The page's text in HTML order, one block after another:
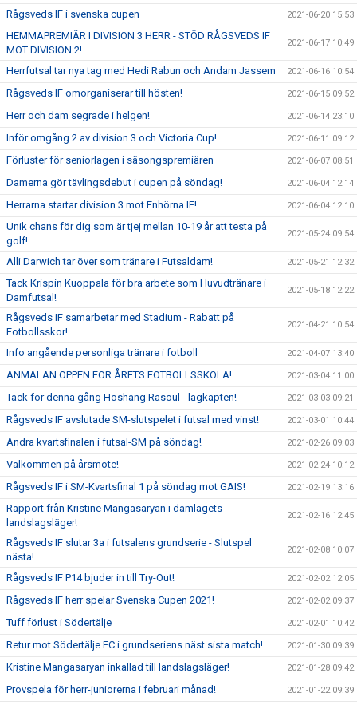
Rågsveds IF i svenska cupen 2021-06-20 15:53
HEMMAPREMIÄR I DIVISION 3 HERR - STÖD RÅGSVEDS IF
MOT DIVISION 2!
2021-06-17 10:49
Herrfutsal tar nya tag med Hedi Rabun och Andam Jassem 2021-06-16 10:54
Rågsveds IF omorganiserar till hösten! 2021-06-15 09:52
Herr och dam segrade i helgen! 2021-06-14 23:10
Inför omgång 2 av division 3 och Victoria Cup! 2021-06-11 09:12
Förluster för seniorlagen i säsongspremiären 2021-06-07 08:51
Damerna gör tävlingsdebut i cupen på söndag! 2021-06-04 12:14
Herrarna startar division 3 mot Enhörna IF! 2021-06-04 12:10
Unik chans för dig som är tjej mellan 10-19 år att testa på
golf!
2021-05-24 09:54
Alli Darwich tar över som tränare i Futsaldam! 2021-05-21 12:32
Tack Krispin Kuoppala för bra arbete som Huvudtränare i
Damfutsal!
2021-05-18 12:22
Rågsveds IF samarbetar med Stadium - Rabatt på
Fotbollsskor!
2021-04-21 10:54
Info angående personliga tränare i fotboll 2021-04-07 13:40
ANMÄLAN ÖPPEN FÖR ÅRETS FOTBOLLSSKOLA! 2021-03-04 11:00
Tack för denna gång Hoshang Rasoul - lagkapten! 2021-03-03 09:21
Rågsveds IF avslutade SM-slutspelet i futsal med vinst! 2021-03-01 10:44
Andra kvartsfinalen i futsal-SM på söndag! 2021-02-26 09:03
Välkommen på årsmöte! 2021-02-24 10:12
Rågsveds IF i SM-Kvartsfinal 1 på söndag mot GAIS! 2021-02-19 13:16
Rapport från Kristine Mangasaryan i damlagets
landslagsläger!
2021-02-16 12:45
Rågsveds IF slutar 3a i futsalens grundserie - Slutspel
nästa!
2021-02-08 10:07
Rågsveds IF P14 bjuder in till Try-Out! 2021-02-02 12:05
Rågsveds IF herr spelar Svenska Cupen 2021! 2021-02-02 09:37
Tuff förlust i Södertälje 2021-02-01 10:42
Retur mot Södertälje FC i grundseriens näst sista match! 2021-01-30 09:39
Kristine Mangasaryan inkallad till landslagsläger! 2021-01-28 09:42
Provspela för herr-juniorerna i februari månad! 2021-01-22 09:39